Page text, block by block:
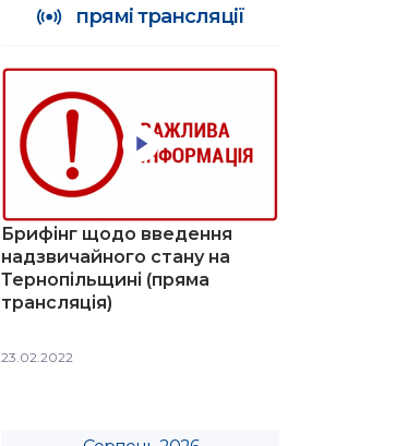
прямі трансляції
Брифінг щодо введення
надзвичайного стану на
Тернопільщині (пряма
трансляція)
23.02.2022